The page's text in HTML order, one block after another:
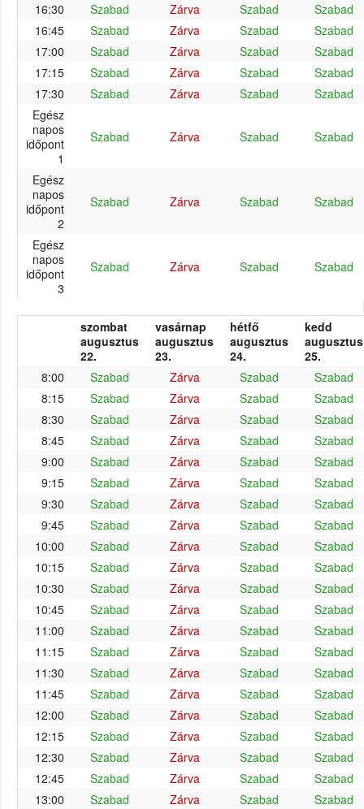
16:30 Szabad Zárva Szabad
Szabad
16:45
Szabad Zárva Szabad
Szabad
17:00
Szabad Zárva Szabad
Szabad
17:15
Szabad Zárva Szabad
Szabad
17:30
Szabad Zárva Szabad
Szabad
Egész
napos
időpont
1
Szabad Zárva Szabad Szabad
Egész
napos
időpont
2
Szabad Zárva Szabad Szabad
Egész
napos
időpont
3
Szabad Zárva Szabad Szabad
szombat
augusztus
22.
vasárnap
augusztus
23.
hétfő
augusztus
24.
kedd
augusztus
25.
8:00
Szabad Zárva Szabad
Szabad
8:15
Szabad Zárva Szabad
Szabad
8:30
Szabad Zárva Szabad
Szabad
8:45
Szabad Zárva Szabad
Szabad
9:00
Szabad Zárva Szabad
Szabad
9:15
Szabad Zárva Szabad
Szabad
9:30
Szabad Zárva Szabad
Szabad
9:45
Szabad Zárva Szabad
Szabad
10:00
Szabad Zárva Szabad
Szabad
10:15
Szabad Zárva Szabad
Szabad
10:30
Szabad Zárva Szabad
Szabad
10:45
Szabad Zárva Szabad
Szabad
11:00
Szabad Zárva Szabad
Szabad
11:15
Szabad Zárva Szabad
Szabad
11:30
Szabad Zárva Szabad
Szabad
11:45
Szabad Zárva Szabad
Szabad
12:00
Szabad Zárva Szabad
Szabad
12:15
Szabad Zárva Szabad
Szabad
12:30
Szabad Zárva Szabad
Szabad
12:45
Szabad Zárva Szabad
Szabad
13:00
Szabad Zárva Szabad
Szabad